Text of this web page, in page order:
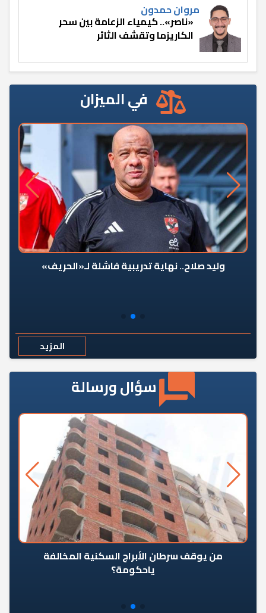
مروان حمدون
«ناصر».. كيمياء الزعامة بين سحر
الكاريزما وتقشف الثائر
في الميزان
وليد صلاح.. نهاية تدريبية فاشلة لـ«الحريف»
المزيد
سؤال ورسالة
من يوقف سرطان الأبراج السكنية المخالفة
ياحكومة؟